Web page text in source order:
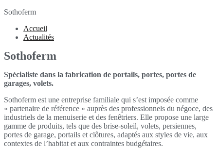
Sothoferm
Accueil
Actualités
Sothoferm
Spécialiste dans la fabrication de portails, portes, portes de
garages, volets.
Sothoferm est une entreprise familiale qui s’est imposée comme
« partenaire de référence » auprès des professionnels du négoce, des
industriels de la menuiserie et des fenêtriers. Elle propose une large
gamme de produits, tels que des brise-soleil, volets, persiennes,
portes de garage, portails et clôtures, adaptés aux styles de vie, aux
contextes de l’habitat et aux contraintes budgétaires.